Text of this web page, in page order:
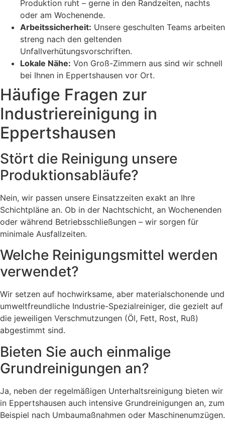
Produktion ruht – gerne in den Randzeiten, nachts
oder am Wochenende.
Arbeitssicherheit: Unsere geschulten Teams arbeiten
streng nach den geltenden
Unfallverhütungsvorschriften.
Lokale Nähe: Von Groß-Zimmern aus sind wir schnell
bei Ihnen in Eppertshausen vor Ort.
Häufige Fragen zur
Industriereinigung in
Eppertshausen
Stört die Reinigung unsere
Produktionsabläufe?
Nein, wir passen unsere Einsatzzeiten exakt an Ihre
Schichtpläne an. Ob in der Nachtschicht, an Wochenenden
oder während Betriebsschließungen – wir sorgen für
minimale Ausfallzeiten.
Welche Reinigungsmittel werden
verwendet?
Wir setzen auf hochwirksame, aber materialschonende und
umweltfreundliche Industrie-Spezialreiniger, die gezielt auf
die jeweiligen Verschmutzungen (Öl, Fett, Rost, Ruß)
abgestimmt sind.
Bieten Sie auch einmalige
Grundreinigungen an?
Ja, neben der regelmäßigen Unterhaltsreinigung bieten wir
in Eppertshausen auch intensive Grundreinigungen an, zum
Beispiel nach Umbaumaßnahmen oder Maschinenumzügen.